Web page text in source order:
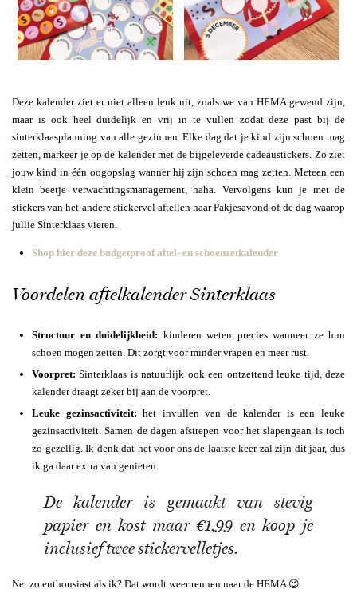
Deze kalender ziet er niet alleen leuk uit, zoals we van HEMA gewend zijn,
maar is ook heel duidelijk en vrij in te vullen zodat deze past bij de
sinterklaasplanning van alle gezinnen. Elke dag dat je kind zijn schoen mag
zetten, markeer je op de kalender met de bijgeleverde cadeaustickers. Zo ziet
jouw kind in één oogopslag wanner hij zijn schoen mag zetten. Meteen een
klein beetje verwachtingsmanagement, haha. Vervolgens kun je met de
stickers van het andere stickervel aftellen naar Pakjesavond of de dag waarop
jullie Sinterklaas vieren.
Shop hier deze budgetproof aftel- en schoenzetkalender
Voordelen aftelkalender Sinterklaas
Structuur en duidelijkheid: kinderen weten precies wanneer ze hun
schoen mogen zetten. Dit zorgt voor minder vragen en meer rust.
Voorpret: Sinterklaas is natuurlijk ook een ontzettend leuke tijd, deze
kalender draagt zeker bij aan de voorpret.
Leuke gezinsactiviteit:het invullen van de kalender is een leuke
gezinsactiviteit. Samen de dagen afstrepen voor het slapengaan is toch
zo gezellig. Ik denk dat het voor ons de laatste keer zal zijn dit jaar, dus
ik ga daar extra van genieten.
De kalender is gemaakt van stevig
papier en kost maar €1,99 en koop je
inclusief twee stickervelletjes.
Net zo enthousiast als ik? Dat wordt weer rennen naar de HEMA 😉